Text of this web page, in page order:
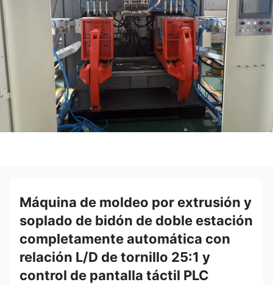
Máquina de moldeo por extrusión y
soplado de bidón de doble estación
completamente automática con
relación L/D de tornillo 25:1 y
control de pantalla táctil PLC